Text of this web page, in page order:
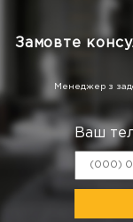
Замовте
Менеджер з
Ваш